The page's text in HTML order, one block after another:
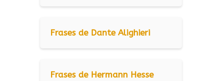
Frases de Dante Alighieri
Frases de Hermann Hesse